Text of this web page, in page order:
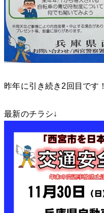
昨年に引き続き2回目です！
最新のチラシ↓